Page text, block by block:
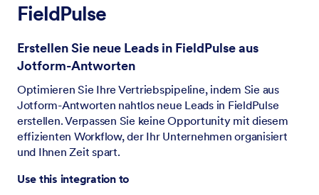
FieldPulse
Erstellen Sie neue Leads in FieldPulse aus
Jotform-Antworten
Optimieren Sie Ihre Vertriebspipeline, indem Sie aus
Jotform-Antworten nahtlos neue Leads in FieldPulse
erstellen. Verpassen Sie keine Opportunity mit diesem
effizienten Workflow, der Ihr Unternehmen organisiert
und Ihnen Zeit spart.
Use this integration to